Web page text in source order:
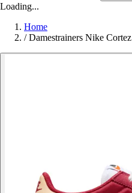
Loading...
Home
/ Damestrainers Nike Cortez